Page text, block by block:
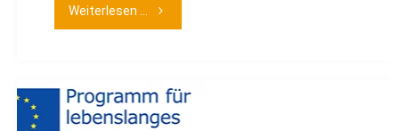
Weiterlesen ... "Lernen